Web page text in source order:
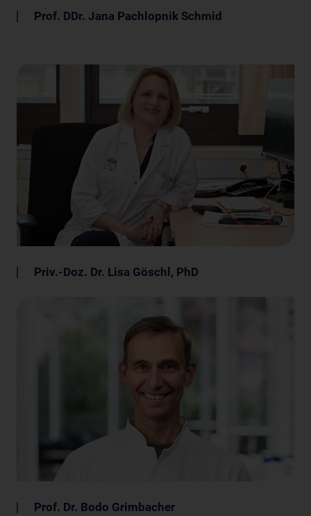
Prof. DDr. Jana Pachlopnik Schmid
Priv.-Doz. Dr. Lisa Göschl, PhD
Prof. Dr. Bodo Grimbacher